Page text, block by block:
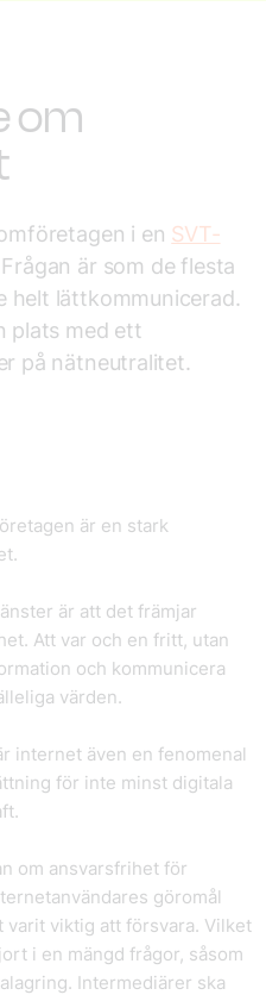
om
i en SVT-
Frågan är som de flesta
helt lättkommunicerad.
plats med ett
på nätneutralitet.
är en stark
är att det främjar
Att var och en fritt, utan
och kommunicera
värden.
internet även en fenomenal
för inte minst digitala
om ansvarsfrihet för
göromål
varit viktig att försvara. Vilket
i en mängd frågor, såsom
Intermediärer ska